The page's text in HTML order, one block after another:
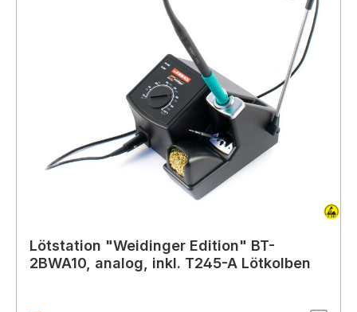
Lötstation "Weidinger Edition" BT-
2BWA10, analog, inkl. T245-A Lötkolben